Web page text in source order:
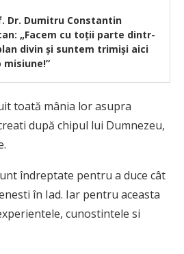
Dr. Dumitru Constantin
„Facem cu toţii parte dintr-
divin şi suntem trimişi aici
misiune!”
toată mânia lor asupra
după chipul lui Dumnezeu,
îndreptate pentru a duce cât
în Iad. Iar pentru aceasta
cunostintele si